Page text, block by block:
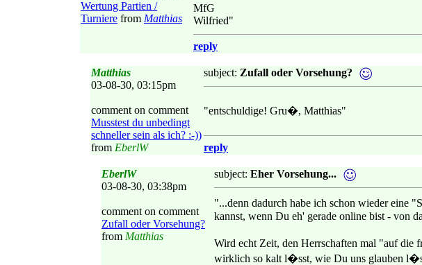
Wertung Partien /
Turniere from Matthias
MfG
Wilfried"
reply
Matthias
03-08-30, 03:15pm
comment on comment
Musstest du unbedingt
schneller sein als ich? :-))
from EberlW
subject: Zufall oder Vorsehung?
"entschuldige! Gru�, Matthias"
reply
EberlW
03-08-30, 03:38pm
comment on comment
Zufall oder Vorsehung?
from Matthias
subject: Eher Vorsehung...
"...denn dadurch habe ich schon wieder eine
kannst, wenn Du eh' gerade online bist - von
Wird echt Zeit, den Herrschaften mal "auf
wirklich so kalt l�sst, wie Du uns glauben